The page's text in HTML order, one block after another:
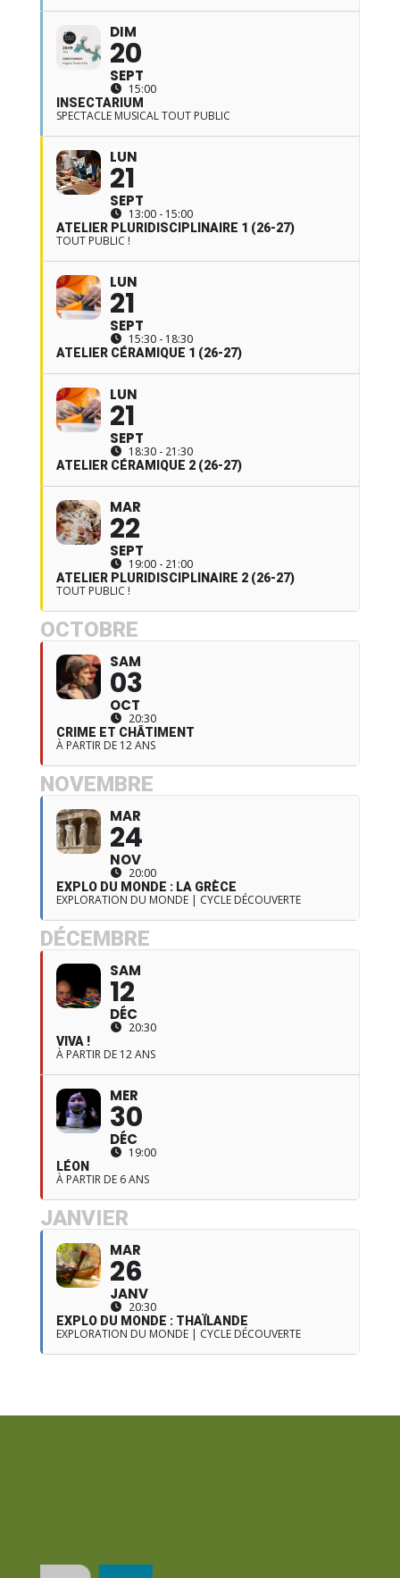
DIM
20
SEPT
15:00
INSECTARIUM
SPECTACLE MUSICAL TOUT PUBLIC
LUN
21
SEPT
13:00 - 15:00
ATELIER PLURIDISCIPLINAIRE 1 (26-27)
TOUT PUBLIC !
LUN
21
SEPT
15:30 - 18:30
ATELIER CÉRAMIQUE 1 (26-27)
LUN
21
SEPT
18:30 - 21:30
ATELIER CÉRAMIQUE 2 (26-27)
MAR
22
SEPT
19:00 - 21:00
ATELIER PLURIDISCIPLINAIRE 2 (26-27)
TOUT PUBLIC !
OCTOBRE
SAM
03
OCT
20:30
CRIME ET CHÂTIMENT
À PARTIR DE 12 ANS
NOVEMBRE
MAR
24
NOV
20:00
EXPLO DU MONDE : LA GRÈCE
EXPLORATION DU MONDE | CYCLE DÉCOUVERTE
DÉCEMBRE
SAM
12
DÉC
20:30
VIVA !
À PARTIR DE 12 ANS
MER
30
DÉC
19:00
LÉON
À PARTIR DE 6 ANS
JANVIER
MAR
26
JANV
20:30
EXPLO DU MONDE : THAÏLANDE
EXPLORATION DU MONDE | CYCLE DÉCOUVERTE